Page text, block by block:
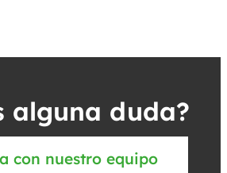
alguna duda?
con nuestro equipo